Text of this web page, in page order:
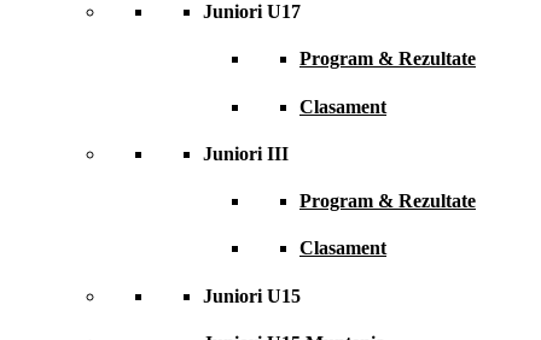
Juniori U17
Program & Rezultate
Clasament
Juniori III
Program & Rezultate
Clasament
Juniori U15